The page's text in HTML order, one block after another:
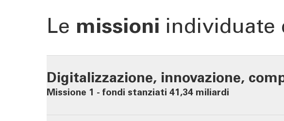
Le missioni individuate
Digitalizzazione, innovazione,
04
Missione 1 - fondi stanziati 41,34 miliardi